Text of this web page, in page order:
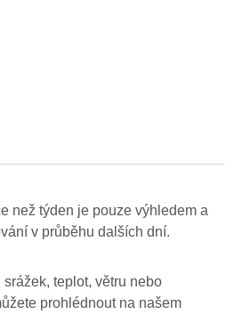
než týden je pouze výhledem a
v průběhu dalších dní.
teplot, větru nebo
prohlédnout na našem